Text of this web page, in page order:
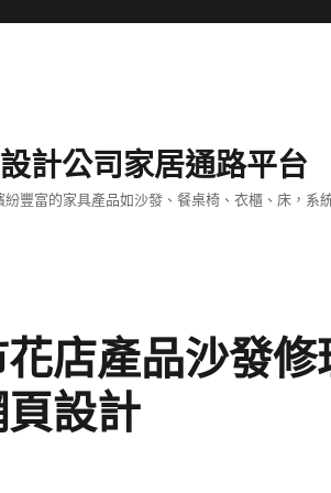
計公司家居通路平台
豐富的家具產品如沙發、餐桌椅、衣櫃、床，系
店產品沙發
設計